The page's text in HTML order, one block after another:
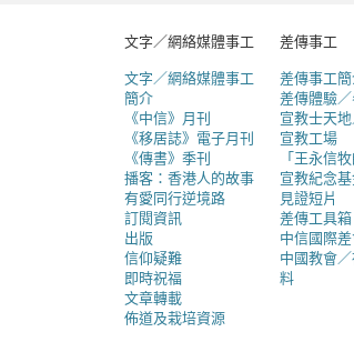
文字／網絡媒體事工
文字／網絡媒體事工
簡介
《中信》月刊
《移居誌》電子月刊
《傳書》季刊
播客：香港人的故事
有愛同行逆境路
訂閱資訊
出版
信仰疑難
即時祝福
文章轉載
佈道及栽培資源
差傳事工
差傳事工
差傳體驗
宣教士天
宣教工場
「王永信
宣教紀念基
見證短片
差傳工具箱
中信國際
中國教會
料